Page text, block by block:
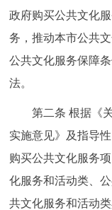
ITALIANO
政府购买公共文化
务，推动本市公共
公共文化服务保障
法。
第二条 根据《关
实施意见》及指导
购买公共文化服务
化服务和活动类、
共文化服务和活动